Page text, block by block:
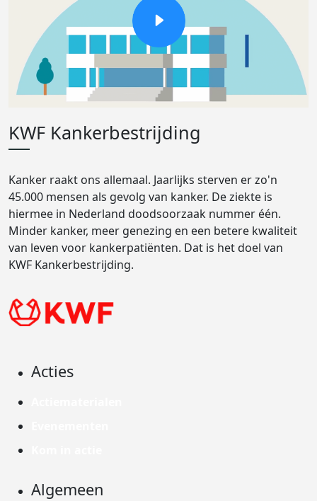
KWF Kankerbestrijding
Kanker raakt ons allemaal. Jaarlijks sterven er zo'n
45.000 mensen als gevolg van kanker. De ziekte is
hiermee in Nederland doodsoorzaak nummer één.
Minder kanker, meer genezing en een betere kwaliteit
van leven voor kankerpatiënten. Dat is het doel van
KWF Kankerbestrijding.
Acties
Algemeen